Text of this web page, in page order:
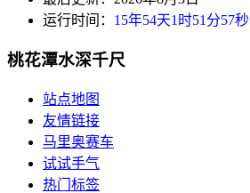
运行时间： 15年54天1时51分58秒
桃花潭水深千尺
站点地图
友情链接
马里奥赛车
试试手气
热门标签